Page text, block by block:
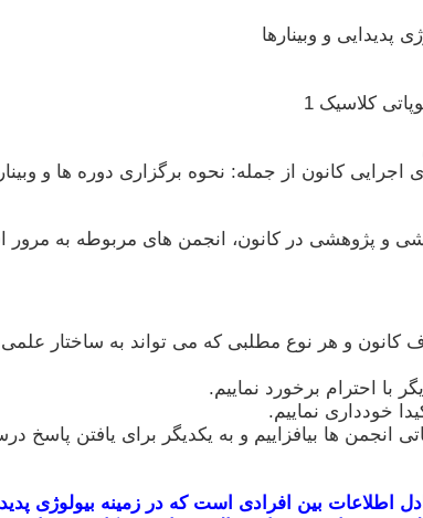
و وبینارها
کلاسیک 1
اجرایی کانون از جمله: نحوه برگزاری دوره ها و
و پژوهشی در کانون، انجمن های مربوطه به مرور
کانون و هر نوع مطلبی که می تواند به ساختار
انجمن ها بیافزاییم و به یکدیگر برای یافتن
اطلاعات بین افرادی است که در زمینه بیولوژی